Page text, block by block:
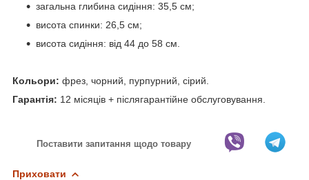
загальна глибина сидіння: 35,5 см;
висота спинки: 26,5 см;
висота сидіння: від 44 до 58 см.
Кольори: фрез, чорний, пурпурний, сірий.
Гарантія: 12 місяців + післягарантійне обслуговування.
Поставити запитання щодо товару
Приховати